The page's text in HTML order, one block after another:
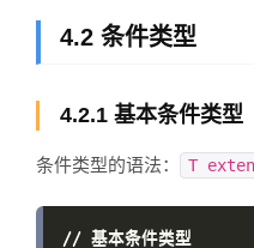
4.2 条件类型
4.2.1 基本条件类型
条件类型的语法： T
// 基本条件类型